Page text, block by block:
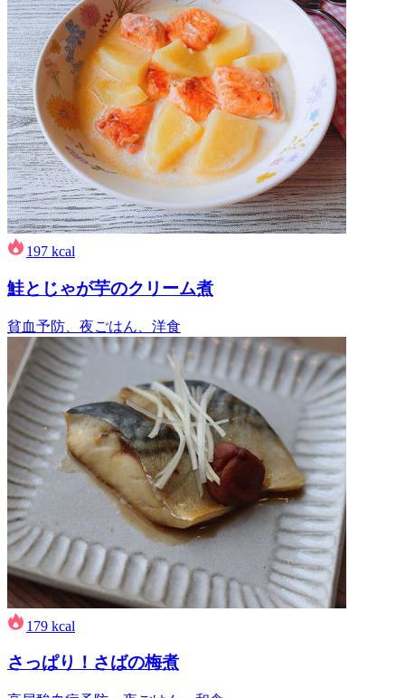
197 kcal
鮭とじゃが芋のクリーム煮
貧血予防、夜ごはん、洋食
179 kcal
さっぱり！さばの梅煮